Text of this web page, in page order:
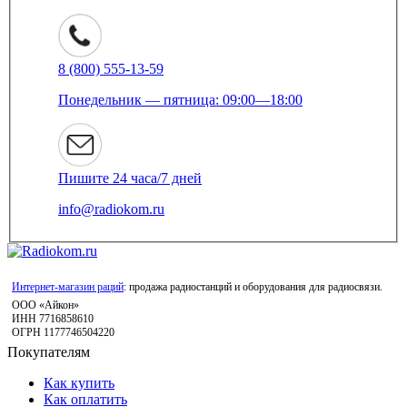
8 (800) 555-13-59
Понедельник — пятница: 09:00—18:00
Пишите 24 часа/7 дней
info@radiokom.ru
Интернет-магазин раций: продажа радиостанций и оборудования для радиосвязи.
ООО «Айкон»
ИНН 7716858610
ОГРН 1177746504220
Покупателям
Как купить
Как оплатить